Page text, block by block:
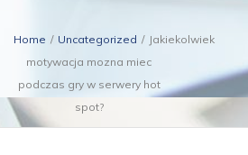
Home / Uncategorized / Jakiekolwiek
motywacja mozna miec
podczas gry w serwery hot
spot?